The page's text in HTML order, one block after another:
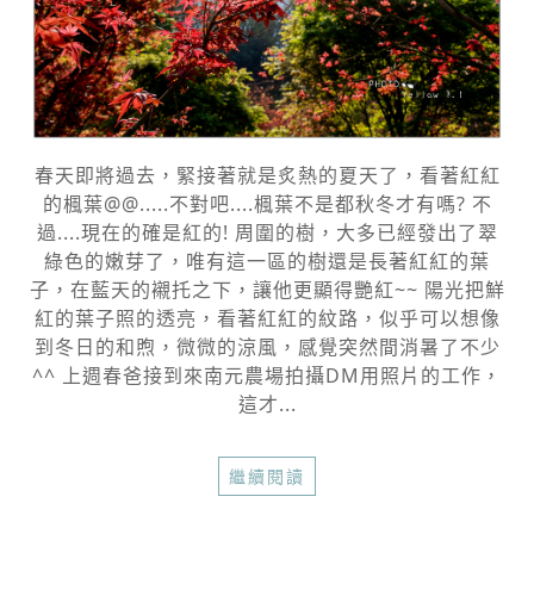
春天即將過去，緊接著就是炙熱的夏天了，看著紅紅
的楓葉@@.....不對吧....楓葉不是都秋冬才有嗎? 不
過....現在的確是紅的! 周圍的樹，大多已經發出了翠
綠色的嫩芽了，唯有這一區的樹還是長著紅紅的葉
子，在藍天的襯托之下，讓他更顯得艷紅~~ 陽光把鮮
紅的葉子照的透亮，看著紅紅的紋路，似乎可以想像
到冬日的和煦，微微的涼風，感覺突然間消暑了不少
^^ 上週春爸接到來南元農場拍攝DM用照片的工作，
這才...
繼續閱讀